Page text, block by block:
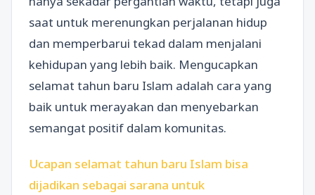
saat untuk merenungkan perjalanan hidup
dan memperbarui tekad dalam menjalani
kehidupan yang lebih baik. Mengucapkan
selamat tahun baru Islam adalah cara yang
baik untuk merayakan dan menyebarkan
semangat positif dalam komunitas.
Ucapan selamat tahun baru Islam bisa
dijadikan sebagai sarana untuk